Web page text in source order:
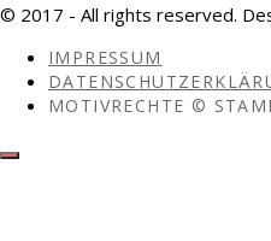
© 2017 - All rights reserved.
IMPRESSUM
MOTIVRECHTE ©